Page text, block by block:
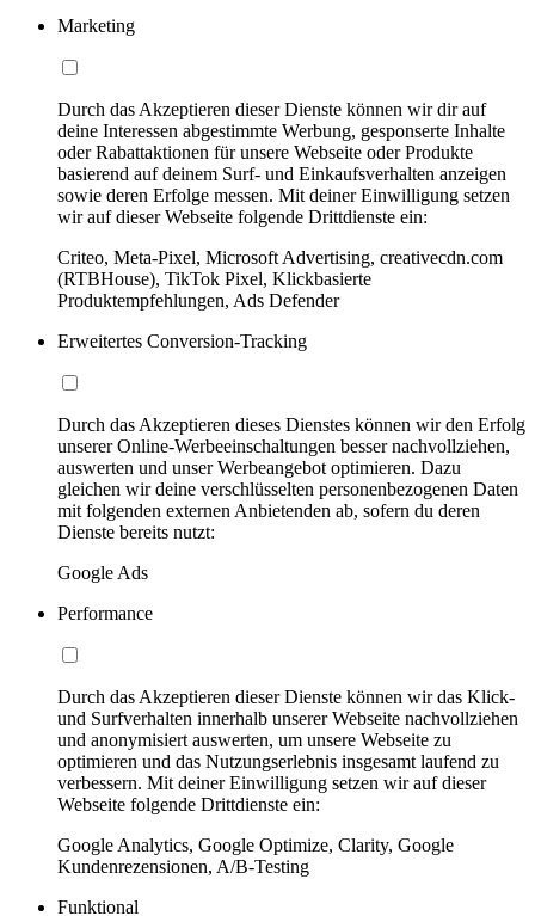
Marketing
Durch das Akzeptieren dieser Dienste können wir dir auf
deine Interessen abgestimmte Werbung, gesponserte Inhalte
oder Rabattaktionen für unsere Webseite oder Produkte
basierend auf deinem Surf- und Einkaufsverhalten anzeigen
sowie deren Erfolge messen. Mit deiner Einwilligung setzen
wir auf dieser Webseite folgende Drittdienste ein:
Criteo, Meta-Pixel, Microsoft Advertising, creativecdn.com
(RTBHouse), TikTok Pixel, Klickbasierte
Produktempfehlungen, Ads Defender
Erweitertes Conversion-Tracking
Durch das Akzeptieren dieses Dienstes können wir den Erfolg
unserer Online-Werbeeinschaltungen besser nachvollziehen,
auswerten und unser Werbeangebot optimieren. Dazu
gleichen wir deine verschlüsselten personenbezogenen Daten
mit folgenden externen Anbietenden ab, sofern du deren
Dienste bereits nutzt:
Google Ads
Performance
Durch das Akzeptieren dieser Dienste können wir das Klick-
und Surfverhalten innerhalb unserer Webseite nachvollziehen
und anonymisiert auswerten, um unsere Webseite zu
optimieren und das Nutzungserlebnis insgesamt laufend zu
verbessern. Mit deiner Einwilligung setzen wir auf dieser
Webseite folgende Drittdienste ein:
Google Analytics, Google Optimize, Clarity, Google
Kundenrezensionen, A/B-Testing
Funktional